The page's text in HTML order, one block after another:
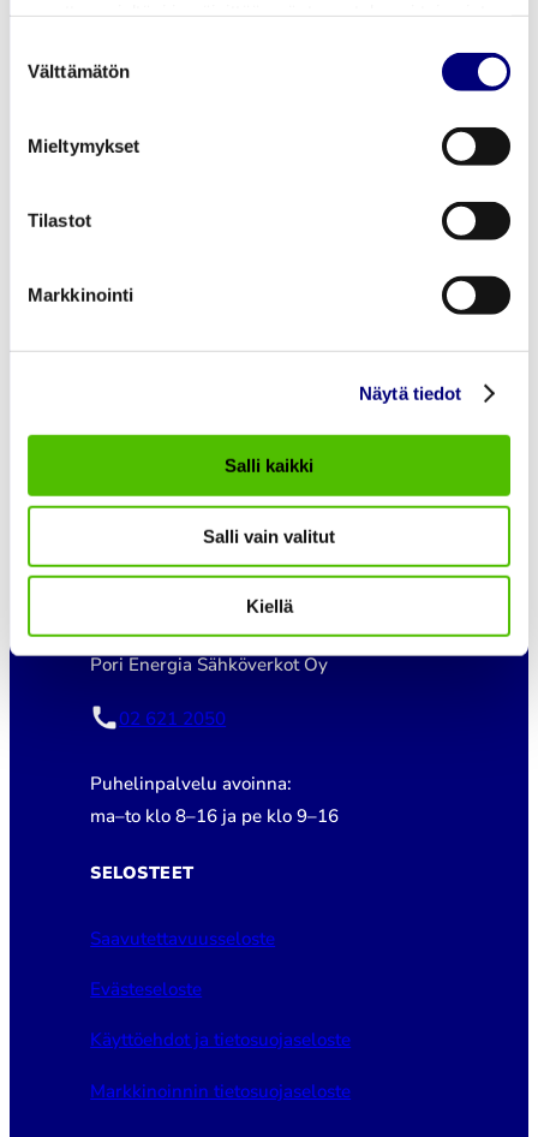
valinta
Välttämätön
Mieltymykset
Tilastot
Markkinointi
Näytä tiedot
Salli kaikki
Salli vain valitut
Kiellä
asiakaspalvelu@porienergia.fi
02 621 2085
SÄHKÖVERKON ASIAKASPALVELU
Pori Energia Sähköverkot Oy
02 621 2050
Puhelinpalvelu avoinna:
ma–to klo 8–16 ja pe klo 9–16
SELOSTEET
Saavutettavuusseloste
Evästeseloste
Käyttöehdot ja tietosuojaseloste
Markkinoinnin tietosuojaseloste